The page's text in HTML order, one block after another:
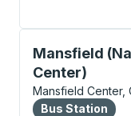
Mansfield
Center)
Bus Station,
Mansfield Center,
Bus Station
Bus Station